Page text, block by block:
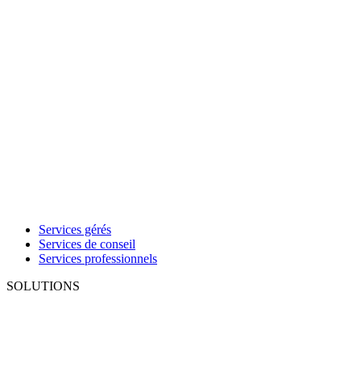
Services gérés
Services de conseil
Services professionnels
SOLUTIONS